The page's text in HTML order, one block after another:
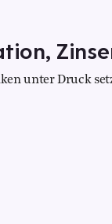
unter Druck